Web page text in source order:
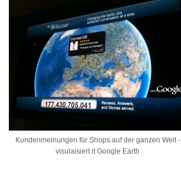
Kundenmeinungen für Shops auf der ganzen Welt -
visulaisiert it Google Earth